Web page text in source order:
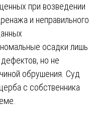
при возведении
и неправильного
осадки лишь
но не
обрушения. Суд
с собственника